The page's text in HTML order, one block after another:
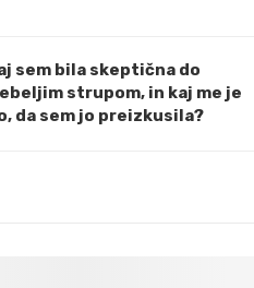
sem bila skeptična do
strupom, in kaj me je
da sem jo preizkusila?